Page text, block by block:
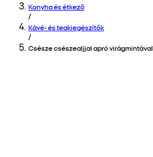
Konyha és étkező
/
Kávé- és teakiegészítők
/
Csésze csészealjjal apró virágmintával